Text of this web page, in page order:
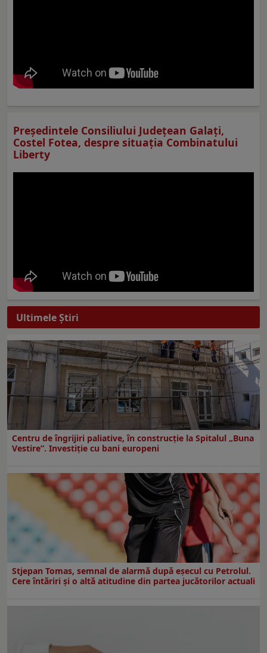
Preşedintele Consiliului Judeţean Galaţi,
Costel Fotea, despre situaţia Combinatului
Liberty
Ultimele Ştiri
Centru de îngrijiri paliative, în construcţie la Spitalul „Buna
Vestire”. Investiţie cu bani europeni
Stjepan Tomas, semnal de alarmă după eșecul cu Petrolul.
Cere întăriri și o altă atitudine din partea jucătorilor actuali